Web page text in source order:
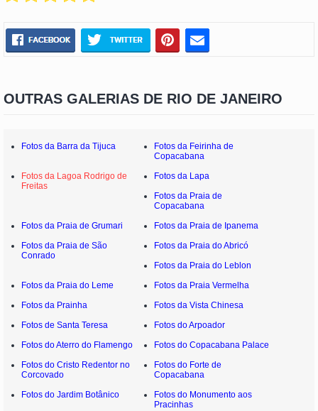
OUTRAS GALERIAS DE RIO DE JANEIRO
Fotos da Barra da Tijuca
Fotos da Feirinha de
Copacabana
Fotos da Lagoa Rodrigo de
Freitas
Fotos da Lapa
Fotos da Praia de
Copacabana
Fotos da Praia de Grumari
Fotos da Praia de Ipanema
Fotos da Praia de São
Conrado
Fotos da Praia do Abricó
Fotos da Praia do Leblon
Fotos da Praia do Leme
Fotos da Praia Vermelha
Fotos da Prainha
Fotos da Vista Chinesa
Fotos de Santa Teresa
Fotos do Arpoador
Fotos do Aterro do Flamengo
Fotos do Copacabana Palace
Fotos do Cristo Redentor no
Corcovado
Fotos do Forte de
Copacabana
Fotos do Jardim Botânico
Fotos do Monumento aos
Pracinhas